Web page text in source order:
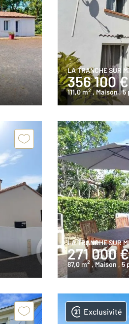
LA TRANCHE SUR
356 100 €
111,0 m2 , Maison, 5
LA TRANCHE SUR
271 000 €
87,0 m2 , Maison , 5
Exclusivité